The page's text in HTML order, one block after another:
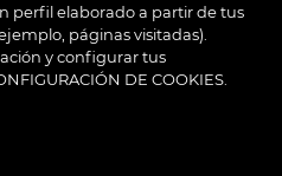
perfil elaborado a partir de tus
páginas visitadas).
y configurar tus
DE COOKIES.
de la Sagra Aviso Legal